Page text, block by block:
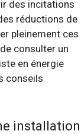
des incitations
réductions de
pleinement ces
consulter un
en énergie
conseils
installation